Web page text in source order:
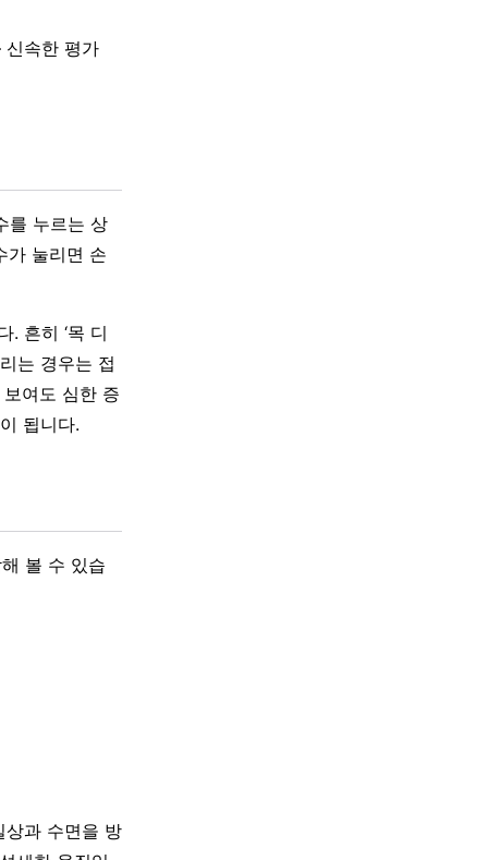
신속한 평가
를 누르는 상
가 눌리면 손
. 흔히 ‘목 디
는 경우는 접
여도 심한 증
됩니다.
볼 수 있습
상과 수면을 방